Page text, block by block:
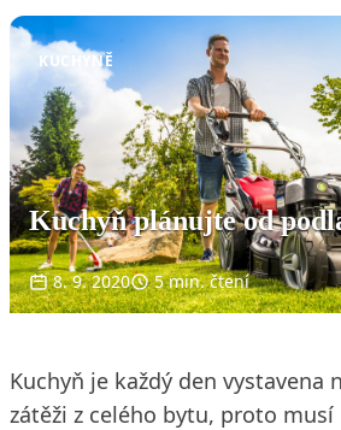
KUCHYNĚ
Kuchyň plánujte od
8. 9. 2020 5 min. čtení
Kuchyň je každý den vystavena
zátěži z celého bytu, proto